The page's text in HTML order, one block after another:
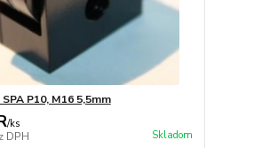
P10, M16 5,5mm
/ks
DPH Skladom